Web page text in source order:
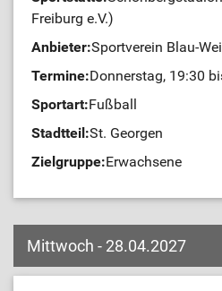
Freiburg e.V.)
Anbieter:Sportverein Blau-
Termine:Donnerstag, 19:30
Sportart:Fußball
Stadtteil:St. Georgen
Zielgruppe:Erwachsene
Mittwoch - 28.04.2027